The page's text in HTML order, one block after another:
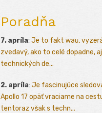
Poradňa
7. apríla: Je to fakt wau,
zvedavý, ako to celé dopadne,
technických de...
2. apríla: Je fascinujúce
Apollo 17 opäť vraciame na
tentoraz však s techn...